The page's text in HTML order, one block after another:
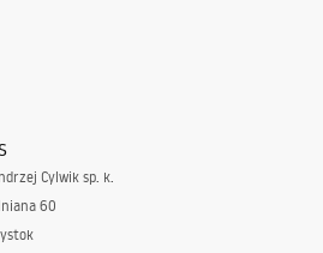
Cylwik sp. k.
60